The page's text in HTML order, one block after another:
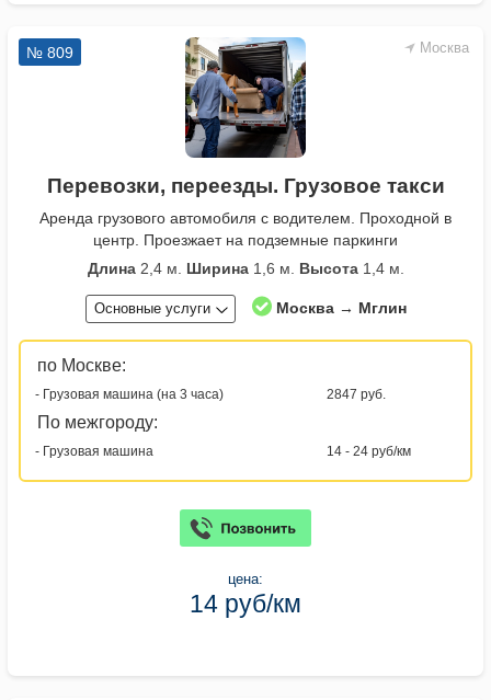
Москва
№ 809
Перевозки, переезды. Грузовое такси
Аренда грузового автомобиля с водителем. Проходной в
центр. Проезжает на подземные паркинги
Длина2,4 м. Ширина1,6 м. Высота1,4 м.
Основные услуги Москва → Мглин
по Москве:
- Грузовая машина (на 3 часа) 2847 руб.
По межгороду:
- Грузовая машина 14 - 24 руб/км
цена:
14 руб/км